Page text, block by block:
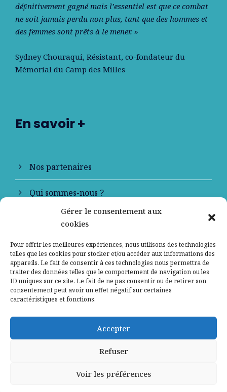
Gérer le consentement aux
cookies
Pour offrir les meilleures expériences, nous utilisons des technologies
telles que les cookies pour stocker et/ou accéder aux informations des
appareils. Le fait de consentir à ces technologies nous permettra de
traiter des données telles que le comportement de navigation ou les
ID uniques sur ce site. Le fait de ne pas consentir ou de retirer son
consentement peut avoir un effet négatif sur certaines
caractéristiques et fonctions.
Accepter
Refuser
Voir les préférences
déﬁnitivement gagné mais l’essentiel est que ce combat
ne soit jamais perdu non plus, tant que des hommes et
des femmes sont prêts à le mener. »
Sydney Chouraqui, Résistant, co-fondateur du
Mémorial du Camp des Milles
En savoir +
Nos partenaires
Qui sommes-nous ?
Contactez-nous
Mentions légales
Politique de confidentialité